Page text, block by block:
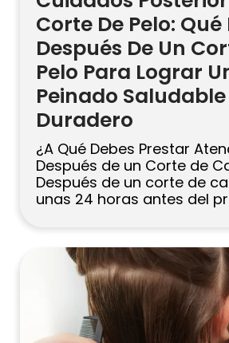
Corte De Pelo:
Después De Un
Pelo Para Lograr
Peinado Saludable
Duradero
¿A Qué Debes Prestar
Después de un Corte de
Después de un corte de
unas 24 horas antes del
acondicionador
puntas recién cortadas
ligero y un protector
minimiza el uso de
calientes. Programa […]